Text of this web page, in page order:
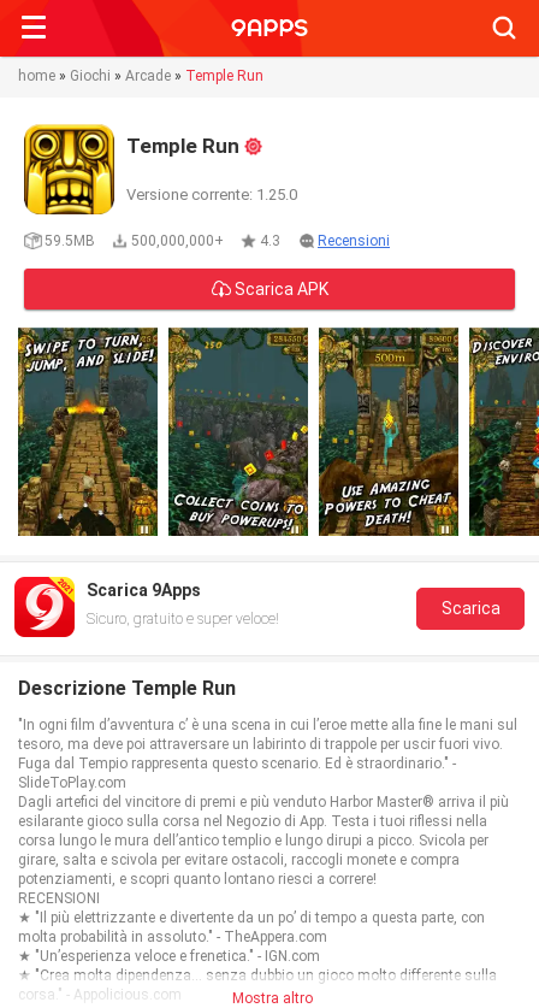
home » Giochi » Arcade » Temple Run
Temple Run
Versione corrente: 1.25.0
59.5MB 500,000,000+ 4.3 Recensioni
Scarica APK
Scarica 9Apps
Sicuro, gratuito e super veloce!
Scarica
Descrizione Temple Run
"In ogni film d’avventura c’ è una scena in cui l’eroe mette alla fine le mani sul
tesoro, ma deve poi attraversare un labirinto di trappole per uscir fuori vivo.
Fuga dal Tempio rappresenta questo scenario. Ed è straordinario." -
SlideToPlay.com
Dagli artefici del vincitore di premi e più venduto Harbor Master® arriva il più
esilarante gioco sulla corsa nel Negozio di App. Testa i tuoi riflessi nella
corsa lungo le mura dell’antico templio e lungo dirupi a picco. Svicola per
girare, salta e scivola per evitare ostacoli, raccogli monete e compra
potenziamenti, e scopri quanto lontano riesci a correre!
RECENSIONI
★ "Il più elettrizzante e divertente da un po’ di tempo a questa parte, con
molta probabilità in assoluto." - TheAppera.com
★ "Un’esperienza veloce e frenetica." - IGN.com
★ "Crea molta dipendenza… senza dubbio un gioco molto differente sulla
corsa." - Appolicious.com
Mostra altro